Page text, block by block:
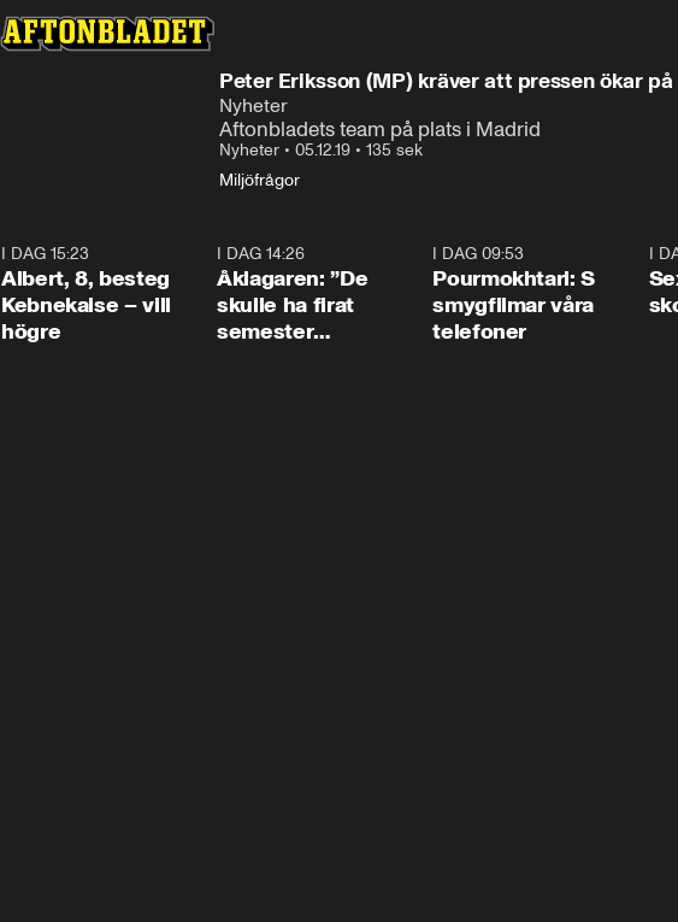
Peter Eriksson (MP) kräver att pressen ökar på
Nyheter
Aftonbladets team på plats i Madrid
Nyheter • 05.12.19 • 135 sek
Miljöfrågor
I DAG 15:23
Albert, 8, besteg
Kebnekaise – vill
högre
I DAG 14:26
Åklagaren: ”De
skulle ha firat
semester
I DAG 09:53
Pourmokhtari: S
smygfilmar våra
telefoner
I